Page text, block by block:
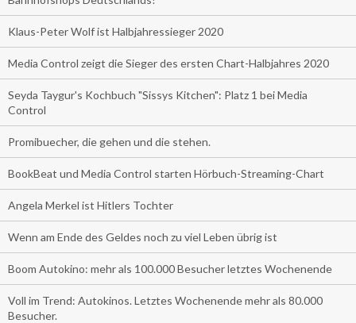
Klaus-Peter Wolf ist Halbjahressieger 2020
Media Control zeigt die Sieger des ersten Chart-Halbjahres 2020
Seyda Taygur's Kochbuch "Sissys Kitchen": Platz 1 bei Media
Control
Promibuecher, die gehen und die stehen.
BookBeat und Media Control starten Hörbuch-Streaming-Chart
Angela Merkel ist Hitlers Tochter
Wenn am Ende des Geldes noch zu viel Leben übrig ist
Boom Autokino: mehr als 100.000 Besucher letztes Wochenende
Voll im Trend: Autokinos. Letztes Wochenende mehr als 80.000
Besucher.